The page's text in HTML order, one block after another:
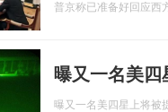
普京称已准备好回应西
曝又一名美
曝又一名美四星上将被